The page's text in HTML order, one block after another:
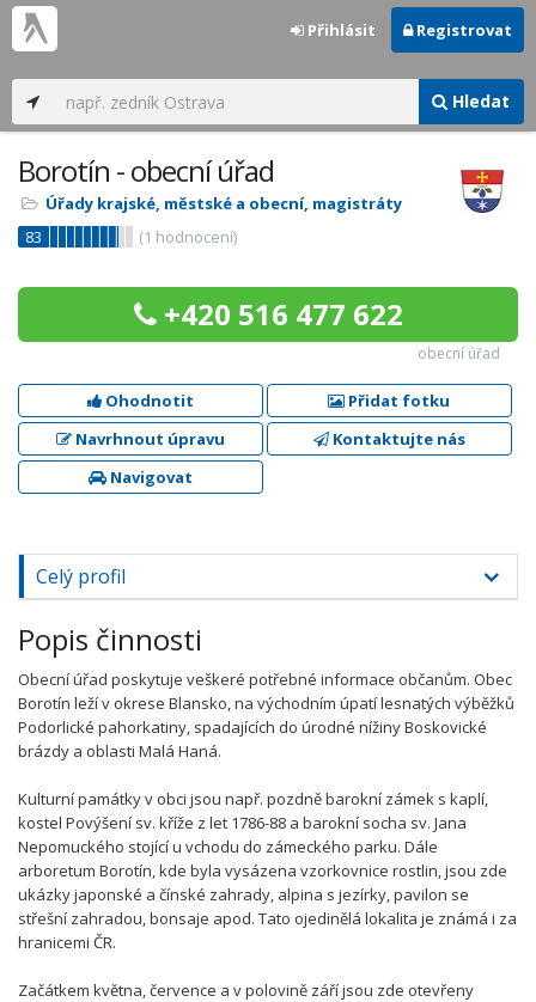
Hledat
Přihlásit Registrovat
Borotín - obecní úřad
Úřady krajské, městské a obecní, magistráty
83
(1 hodnocení)
+420 516 477 622
obecní úřad
Ohodnotit
Přidat fotku
Navrhnout úpravu
Kontaktujte nás
Navigovat
Celý profil
Popis činnosti
Obecní úřad poskytuje veškeré potřebné informace občanům. Obec
Borotín leží v okrese Blansko, na východním úpatí lesnatých výběžků
Podorlické pahorkatiny, spadajících do úrodné nížiny Boskovické
brázdy a oblasti Malá Haná.
Kulturní památky v obci jsou např. pozdně barokní zámek s kaplí,
kostel Povýšení sv. kříže z let 1786-88 a barokní socha sv. Jana
Nepomuckého stojící u vchodu do zámeckého parku. Dále
arboretum Borotín, kde byla vysázena vzorkovnice rostlin, jsou zde
ukázky japonské a čínské zahrady, alpina s jezírky, pavilon se
střešní zahradou, bonsaje apod. Tato ojedinělá lokalita je známá i za
hranicemi ČR.
Začátkem května, července a v polovině září jsou zde otevřeny